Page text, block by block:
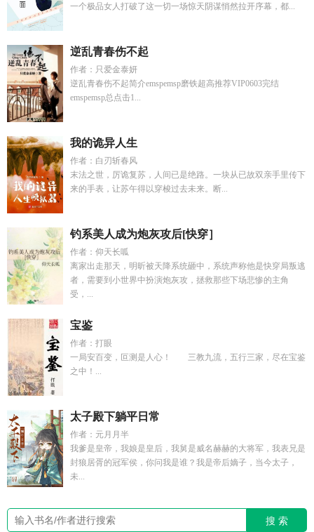
一个极品女人打破了这一切一场惊天阴谋悄然拉开序幕，都...
逆乱青春伤不起
作者：只爱金泰妍
逆乱青春伤不起简介emspemsp磨铁超高推荐VIP0603完结
emspemsp总点击1...
我的诡异人生
作者：白刃斩春风
末法之世，厉诡复苏，人间已是绝路。一块从已故双亲手里传下
来的手表，让苏午得以穿梭过去未来。断...
钓系美人成为炮灰攻后[快穿］
作者：仰天长呱
离家出走那天，明昕被天降系统砸中，系统声称他是快穿局叛逃
者，需要到小世界中扮演炮灰攻，拯救那些下场悲惨的主角
受，...
宝鉴
作者：打眼
一局安百变，叵测是人心！ 三教九流，五行三家，尽在宝鉴
之中！...
太子殿下躺平日常
作者：元月月半
我爹是皇帝，我娘是皇后，我舅是威名赫赫的大将军，我表兄是
封狼居胥的冠军侯，你问我是谁？我是帝后嫡子，当今太子，
未...
搜 索